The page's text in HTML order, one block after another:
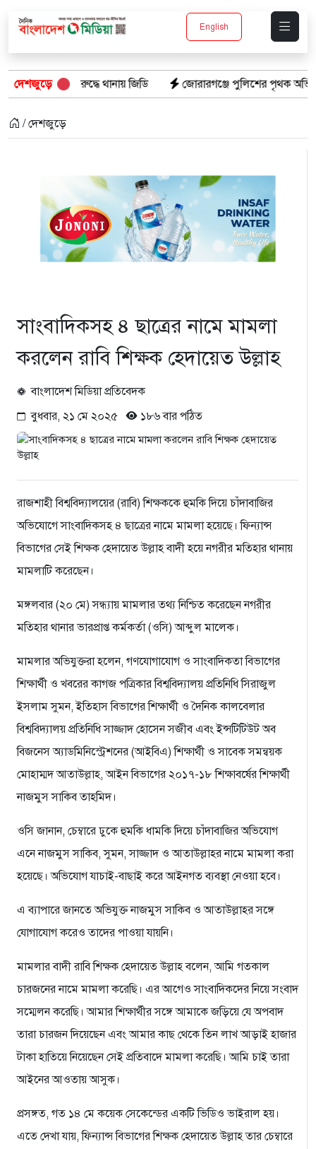
English
দেশজুড়ে
থানায় জিডি জোরারগঞ্জে পুলিশের পৃথক অভিযান: গাঁজাসহ
/ দেশজুড়ে
সাংবাদিকসহ ৪ ছাত্রের নামে মামলা
করলেন রাবি শিক্ষক হেদায়েত উল্লাহ
বাংলাদেশ মিডিয়া প্রতিবেদক
বুধবার, ২১ মে ২০২৫
১৮৬ বার পঠিত
রাজশাহী বিশ্ববিদ্যালয়ের (রাবি) শিক্ষককে হুমকি দিয়ে চাঁদাবাজির
অভিযোগে সাংবাদিকসহ ৪ ছাত্রের নামে মামলা হয়েছে। ফিন্যান্স
বিভাগের সেই শিক্ষক হেদায়েত উল্লাহ বাদী হয়ে নগরীর মতিহার থানায়
মামলাটি করেছেন।
মঙ্গলবার (২০ মে) সন্ধ্যায় মামলার তথ্য নিশ্চিত করেছেন নগরীর
মতিহার থানার ভারপ্রাপ্ত কর্মকর্তা (ওসি) আব্দুল মালেক।
মামলার অভিযুক্তরা হলেন, গণযোগাযোগ ও সাংবাদিকতা বিভাগের
শিক্ষার্থী ও খবরের কাগজ পত্রিকার বিশ্ববিদ্যালয় প্রতিনিধি সিরাজুল
ইসলাম সুমন, ইতিহাস বিভাগের শিক্ষার্থী ও দৈনিক কালবেলার
বিশ্ববিদ্যালয় প্রতিনিধি সাজ্জাদ হোসেন সজীব এবং ইন্সটিটিউট অব
বিজনেস অ্যাডমিনিস্ট্রেশনের (আইবিএ) শিক্ষার্থী ও সাবেক সমন্বয়ক
মোহাম্মদ আতাউল্লাহ, আইন বিভাগের ২০১৭-১৮ শিক্ষাবর্ষের শিক্ষার্থী
নাজমুস সাকিব তাহমিদ।
ওসি জানান, চেম্বারে ঢুকে হুমকি ধামকি দিয়ে চাঁদাবাজির অভিযোগ
এনে নাজমুস সাকিব, সুমন, সাজ্জাদ ও আতাউল্লাহর নামে মামলা করা
হয়েছে। অভিযোগ যাচাই-বাছাই করে আইনগত ব্যবস্থা নেওয়া হবে।
এ ব্যাপারে জানতে অভিযুক্ত নাজমুস সাকিব ও আতাউল্লাহর সঙ্গে
যোগাযোগ করেও তাদের পাওয়া যায়নি।
মামলার বাদী রাবি শিক্ষক হেদায়েত উল্লাহ বলেন, আমি গতকাল
চারজনের নামে মামলা করেছি। এর আগেও সাংবাদিকদের নিয়ে সংবাদ
সম্মেলন করেছি। আমার শিক্ষার্থীর সঙ্গে আমাকে জড়িয়ে যে অপবাদ
তারা চারজন দিয়েছেন এবং আমার কাছ থেকে তিন লাখ আড়াই হাজার
টাকা হাতিয়ে নিয়েছেন সেই প্রতিবাদে মামলা করেছি। আমি চাই তারা
আইনের আওতায় আসুক।
প্রসঙ্গত, গত ১৪ মে কয়েক সেকেন্ডের একটি ভিডিও ভাইরাল হয়।
এতে দেখা যায়, ফিন্যান্স বিভাগের শিক্ষক হেদায়েত উল্লাহ তার চেম্বারে